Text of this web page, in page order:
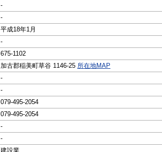
-
-
平成18年1月
-
675-1102
加古郡稲美町草谷 1146-25 所在地MAP
-
-
079-495-2054
079-495-2054
-
-
建設業